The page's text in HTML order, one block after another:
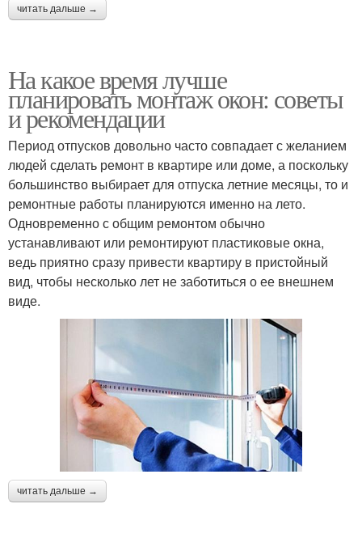
читать дальше →
На какое время лучше
планировать монтаж окон: советы
и рекомендации
Период отпусков довольно часто совпадает с желанием
людей сделать ремонт в квартире или доме, а поскольку
большинство выбирает для отпуска летние месяцы, то и
ремонтные работы планируются именно на лето.
Одновременно с общим ремонтом обычно
устанавливают или ремонтируют пластиковые окна,
ведь приятно сразу привести квартиру в пристойный
вид, чтобы несколько лет не заботиться о ее внешнем
виде.
читать дальше →